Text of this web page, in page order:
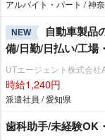
アルバイト・パート / 神
NEW
自動車製品
備/日勤/日払い/工場
UTエージェント株式会社
時給1,240円
派遣社員 / 愛知県
歯科助手/未経験OK